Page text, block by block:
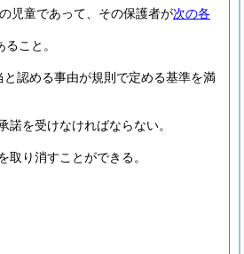
児童であって、その保護者が次の各
こと。
認める事由が規則で定める基準を満
を受けなければならない。
り消すことができる。